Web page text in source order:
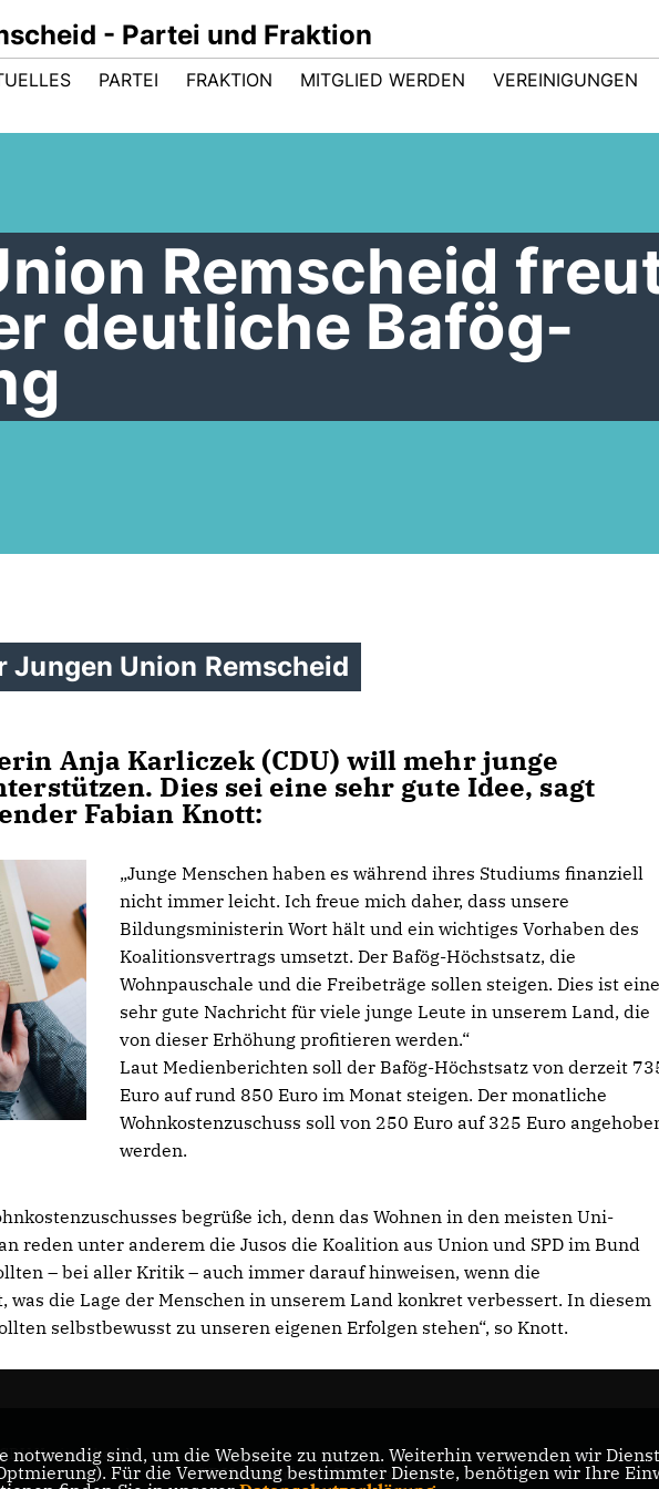
- Partei und Fraktion
PARTEI FRAKTION MITGLIED WERDEN VEREINIGUNGEN
Remscheid
deutliche Bafög-
Union Remscheid
Anja Karliczek (CDU) will mehr junge
Dies sei eine sehr gute Idee, sagt
Fabian Knott:
Junge Menschen haben es während ihres Studiums finanziell
nicht immer leicht. Ich freue mich daher, dass unsere
Bildungsministerin Wort hält und ein wichtiges Vorhaben des
Koalitionsvertrags umsetzt. Der Bafög-Höchstsatz, die
Wohnpauschale und die Freibeträge sollen steigen. Dies ist eine
sehr gute Nachricht für viele junge Leute in unserem Land, die
von dieser Erhöhung profitieren werden.“
Laut Medienberichten soll der Bafög-Höchstsatz von derzeit
Euro auf rund 850 Euro im Monat steigen. Der monatliche
Wohnkostenzuschuss soll von 250 Euro auf 325 Euro
werden.
begrüße ich, denn das Wohnen in den meisten Uni-
reden unter anderem die Jusos die Koalition aus Union und SPD im Bund
– bei aller Kritik – auch immer darauf hinweisen, wenn die
die Lage der Menschen in unserem Land konkret verbessert. In diesem
selbstbewusst zu unseren eigenen Erfolgen stehen“, so Knott.
Kreisverband
CDU Nordrhein-Westfalen
notwendig sind, um die Webseite zu nutzen. Weiterhin verwenden wir
Für die Verwendung bestimmter Dienste, benötigen wir Ihre